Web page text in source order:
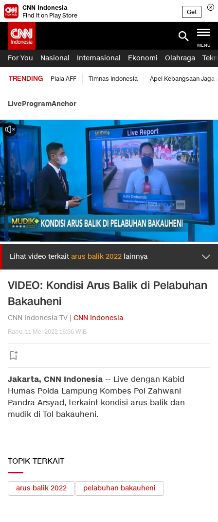
CNN Indonesia
Find it on Play Store
Get
MENU
For You Nasional Internasional Ekonomi Olahraga
TRENDING Piala AFF Timnas Indonesia Apel Kebangsaan Jaga
LiveProgramAnchor
Lihat video terkait arus balik 2022 lainnya
VIDEO: Kondisi Arus Balik di Pelabuhan
Bakauheni
CNN Indonesia TV | CNN Indonesia
Rabu, 11 Mei 2022 16:36 WIB
Jakarta, CNN Indonesia -- Live dengan Kabid
Humas Polda Lampung Kombes Pol Zahwani
Pandra Arsyad, terkaint kondisi arus balik dan
mudik di Tol bakauheni.
TOPIK TERKAIT
arus balik 2022 pelabuhan bakauheni